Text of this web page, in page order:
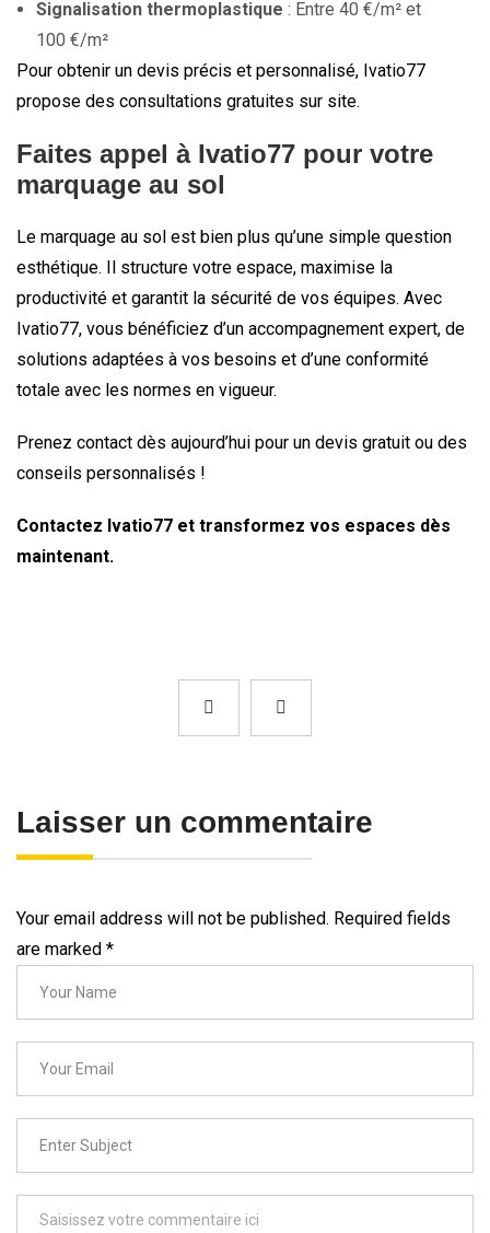
Signalisation thermoplastique : Entre 40 €/m² et
100 €/m²
Pour obtenir un devis précis et personnalisé, Ivatio77
propose des consultations gratuites sur site.
Faites appel à Ivatio77 pour votre
marquage au sol
Le marquage au sol est bien plus qu’une simple question
esthétique. Il structure votre espace, maximise la
productivité et garantit la sécurité de vos équipes. Avec
Ivatio77, vous bénéficiez d’un accompagnement expert, de
solutions adaptées à vos besoins et d’une conformité
totale avec les normes en vigueur.
Prenez contact dès aujourd’hui pour un devis gratuit ou des
conseils personnalisés !
Contactez Ivatio77 et transformez vos espaces dès
maintenant.
Laisser un commentaire
Your email address will not be published. Required fields
are marked *